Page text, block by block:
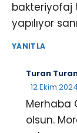
bakteriyofaj
yapılıyor
YANITLA
Turan
12 Ekim 2024
Merhaba
olsun.